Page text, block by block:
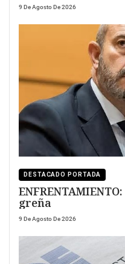
9 De Agosto De 2026
DESTACADO PORTADA
ENFRENTAMIENTO: Senado y Gobierno a la
greña
9 De Agosto De 2026